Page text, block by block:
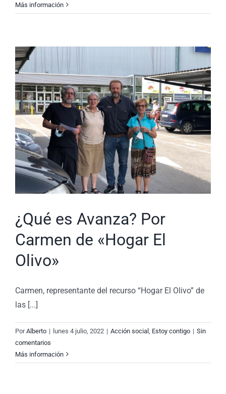
Más información
¿Qué es Avanza? Por
Carmen de «Hogar El
Olivo»
Carmen, representante del recurso “Hogar El Olivo” de
las [...]
PorAlberto | lunes 4 julio, 2022 | Acción social Estoy contigo | Sin
comentarios
Más información